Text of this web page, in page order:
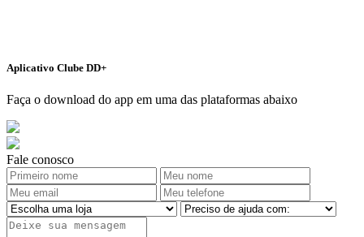
Aplicativo Clube DD+
Faça o download do app em uma das plataformas abaixo
Fale conosco